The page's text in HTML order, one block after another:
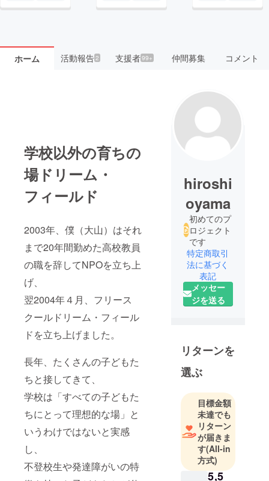
ホーム 活動報告2 支援者99+ 仲間募集 コメント
学校以外の育ちの
場ドリーム・
フィールド
2003年、僕（大山）はそれ
まで20年間勤めた高校教員
の職を辞してNPOを立ち上
げ、
翌2004年４月、フリース
クールドリーム・フィール
ドを立ち上げました。
長年、たくさんの子どもた
ちと接してきて、
学校は「すべての子どもた
ちにとって理想的な場」と
いうわけではないと実感
し、
不登校生や発達障がいの特
hiroshi
oyama
初めてのプ
ロジェクト
です
特定商取引
法に基づく
表記
メッセー
ジを送る
リターンを
選ぶ
目標金額
未達でも
リターン
が届きま
す(All-in
方式)
5,5